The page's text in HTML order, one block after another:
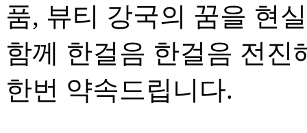
품, 뷰티 강국의 꿈을 현
함께 한걸음 한걸음 전진
한번 약속드립니다.